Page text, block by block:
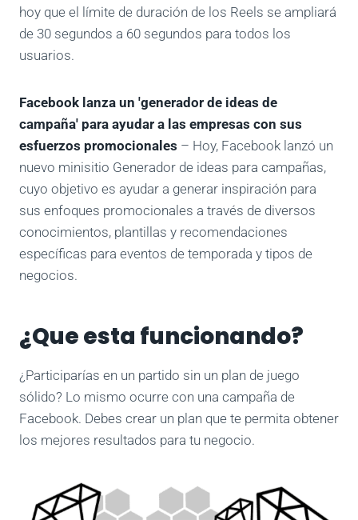
hoy que el límite de duración de los Reels se ampliará
de 30 segundos a 60 segundos para todos los
usuarios.
Facebook lanza un 'generador de ideas de
campaña' para ayudar a las empresas con sus
esfuerzos promocionales – Hoy, Facebook lanzó un
nuevo minisitio Generador de ideas para campañas,
cuyo objetivo es ayudar a generar inspiración para
sus enfoques promocionales a través de diversos
conocimientos, plantillas y recomendaciones
específicas para eventos de temporada y tipos de
negocios.
¿Que esta funcionando?
¿Participarías en un partido sin un plan de juego
sólido? Lo mismo ocurre con una campaña de
Facebook. Debes crear un plan que te permita obtener
los mejores resultados para tu negocio.